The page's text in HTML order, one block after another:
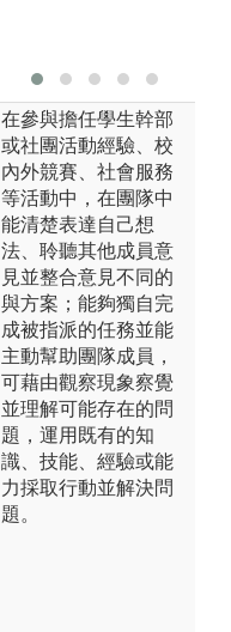
在參與擔任學生幹部
或社團活動經驗、校
內外競賽、社會服務
等活動中，在團隊中
能清楚表達自己想
法、聆聽其他成員意
見並整合意見不同的
與方案；能夠獨自完
成被指派的任務並能
主動幫助團隊成員，
可藉由觀察現象察覺
並理解可能存在的問
題，運用既有的知
識、技能、經驗或能
力採取行動並解決問
題。